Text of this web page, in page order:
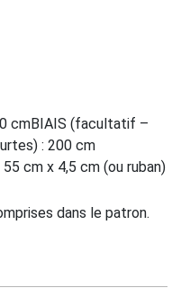
cmBIAIS (facultatif –
: 200 cm
cm x 4,5 cm (ou ruban)
dans le patron.